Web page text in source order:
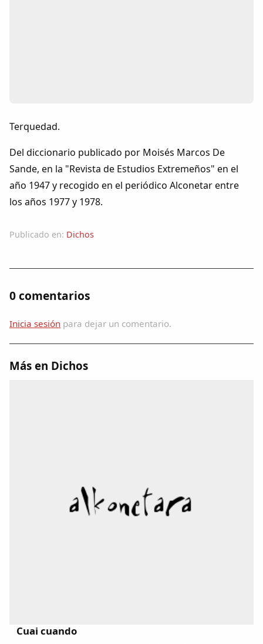
Idiosincrasia
Diccionario
Traductor
Dichos
Cancionero Local
Peñas
Terquedad.
Del diccionario publicado por Moisés Marcos De
Sande, en la "Revista de Estudios Extremeños" en el
año 1947 y recogido en el periódico Alconetar entre
los años 1977 y 1978.
Publicado en: Dichos
0 comentarios
Inicia sesión para dejar un comentario.
Más en Dichos
Cuai cuando